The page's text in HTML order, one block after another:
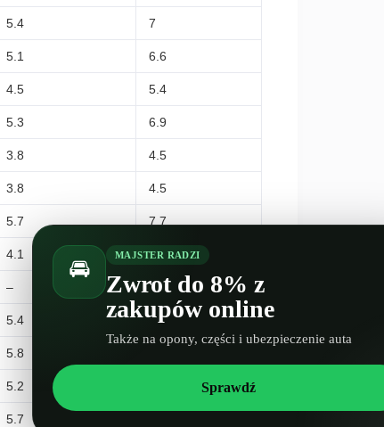
5.4 7
5.1 6.6
4.5 5.4
5.3 6.9
3.8 4.5
3.8 4.5
5.7 7.7
4.1 4.7
– –
5.4 7
5.8
5.2
5.7
🚘 MAJSTER RADZI
Zwrot do 8% z
zakupów online
Także na opony, części i ubezpieczenie auta
Sprawdź